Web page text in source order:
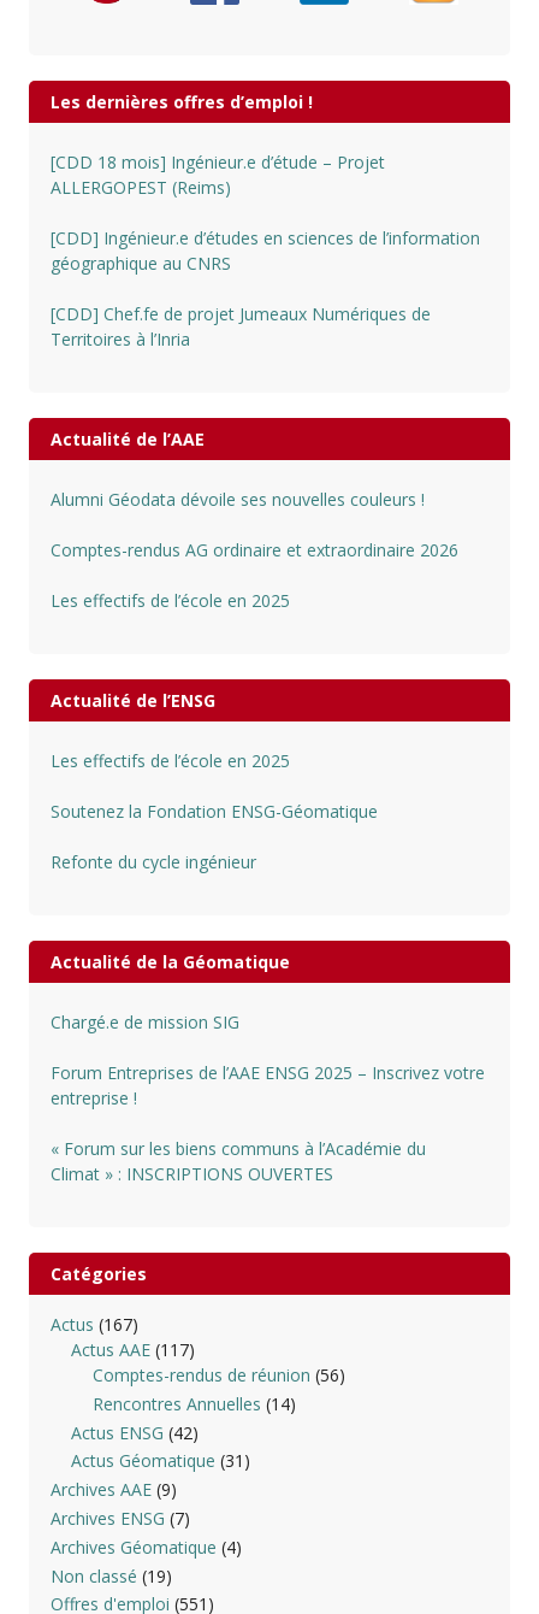
Les dernières offres d’emploi !
[CDD 18 mois] Ingénieur.e d’étude – Projet
ALLERGOPEST (Reims)
[CDD] Ingénieur.e d’études en sciences de l’information
géographique au CNRS
[CDD] Chef.fe de projet Jumeaux Numériques de
Territoires à l’Inria
Actualité de l’AAE
Alumni Géodata dévoile ses nouvelles couleurs !
Comptes-rendus AG ordinaire et extraordinaire 2026
Les effectifs de l’école en 2025
Actualité de l’ENSG
Les effectifs de l’école en 2025
Soutenez la Fondation ENSG-Géomatique
Refonte du cycle ingénieur
Actualité de la Géomatique
Chargé.e de mission SIG
Forum Entreprises de l’AAE ENSG 2025 – Inscrivez votre
entreprise !
« Forum sur les biens communs à l’Académie du
Climat » : INSCRIPTIONS OUVERTES
Catégories
Actus (167)
Actus AAE (117)
Comptes-rendus de réunion (56)
Rencontres Annuelles (14)
Actus ENSG (42)
Actus Géomatique (31)
Archives AAE(9)
Archives ENSG (7)
Archives Géomatique (4)
Non classé (19)
Offres d'emploi (551)